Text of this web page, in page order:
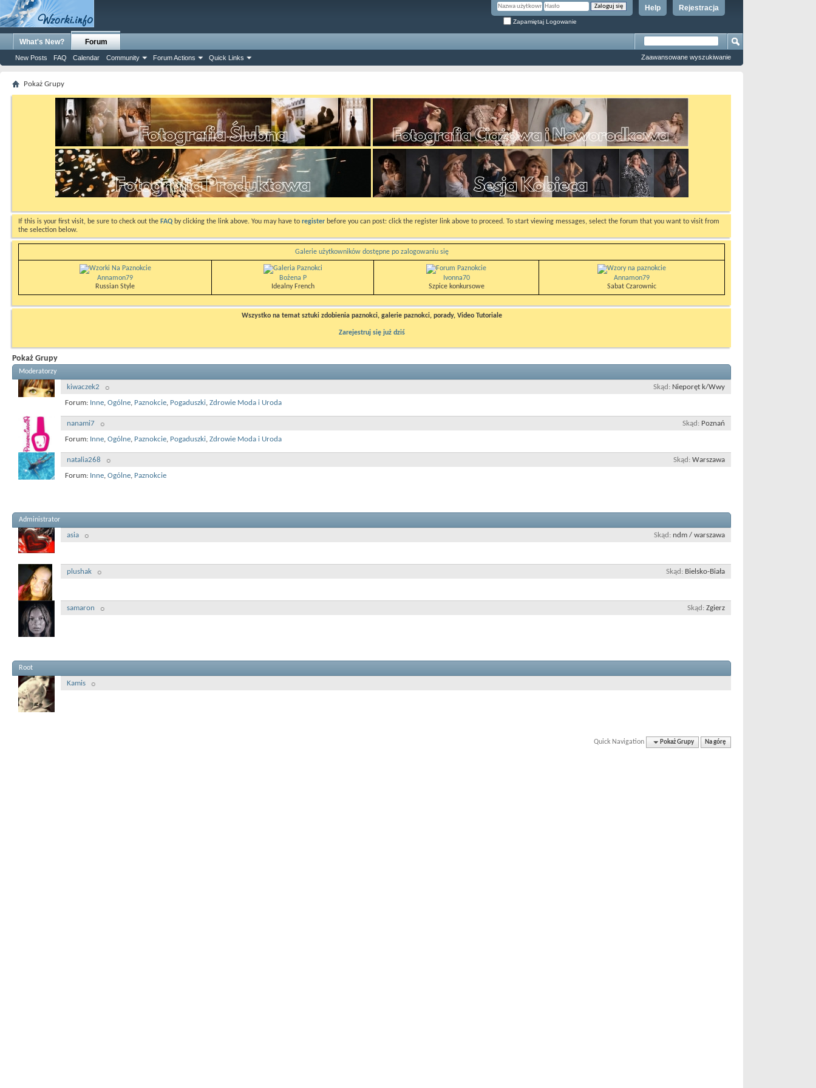
Rejestracja
Help
Zapamiętaj Logowanie
What's New? Forum
New Posts FAQ Calendar Community Forum Actions Quick Links Zaawansowane wyszukiwanie
Pokaż Grupy
If this is your first visit, be sure to check out the FAQ by clicking the link above. You may have to register before you can post: click the register link above to proceed. To start viewing messages, select the forum that you want to visit from
the selection below.
Galerie użytkowników dostępne po zalogowaniu się
Annamon79
Russian Style
Bożena P
Idealny French
Ivonna70
Szpice konkursowe
Annamon79
Sabat Czarownic
Wszystko na temat sztuki zdobienia paznokci, galerie paznokci, porady, Video Tutoriale
Zarejestruj się już dziś
Pokaż Grupy
Moderatorzy
Skąd Nieporęt k/Wwy
kiwaczek2
Forum: Inne, Ogólne, Paznokcie, Pogaduszki, Zdrowie Moda i Uroda
Skąd Poznań
nanami7
Forum: Inne, Ogólne, Paznokcie, Pogaduszki, Zdrowie Moda i Uroda
Skąd Warszawa
natalia268
Forum: Inne, Ogólne, Paznokcie
Administrator
Skąd ndm / warszawa
asia
Skąd Bielsko-Biała
plushak
Skąd Zgierz
samaron
Root
Kamis
Quick Navigation Pokaż Grupy Na górę